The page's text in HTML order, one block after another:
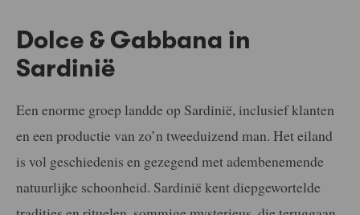
Dolce & Gabbana in
Sardinië
Een enorme groep landde op Sardinië, inclusief klanten
en een productie van zo’n tweeduizend man. Het eiland
is vol geschiedenis en gezegend met adembenemende
natuurlijke schoonheid. Sardinië kent diepgewortelde